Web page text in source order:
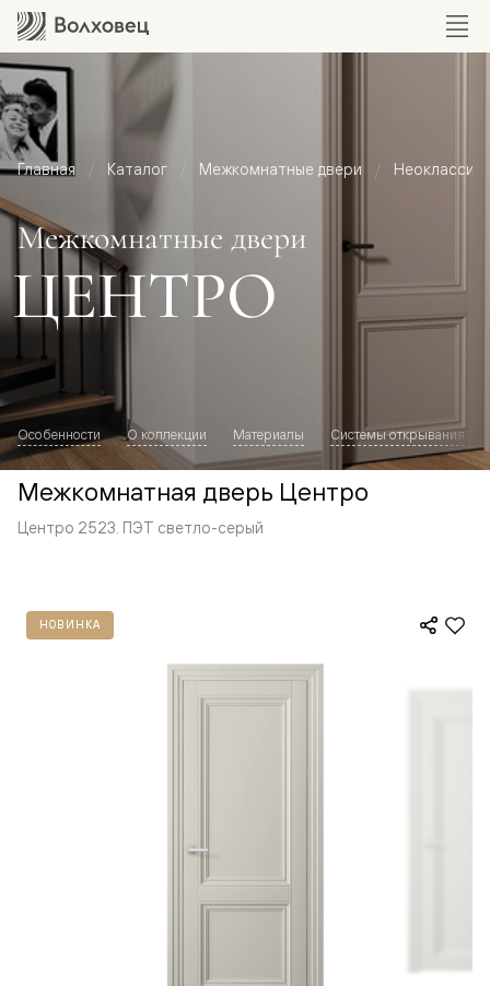
Главная Каталог Межкомнатные двери Неоклассика
Межкомнатные двери
ЦЕНТРО
Особенности О коллекции Материалы Системы открывания
Межкомнатная дверь Центро
Центро 2523. ПЭТ светло-серый
НОВИНКА